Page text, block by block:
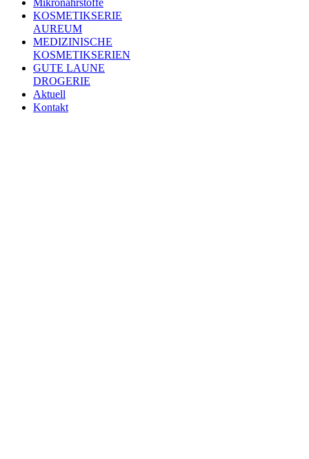
KOSMETIKSERIE
AUREUM
MEDIZINISCHE
KOSMETIKSERIEN
GUTE LAUNE
DROGERIE
Aktuell
Kontakt